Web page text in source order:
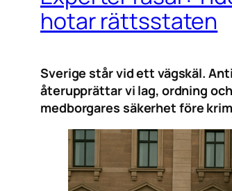
hotar rättsstaten
Sverige står vid ett vägskäl.
återupprättar vi lag, ordning
medborgares säkerhet före